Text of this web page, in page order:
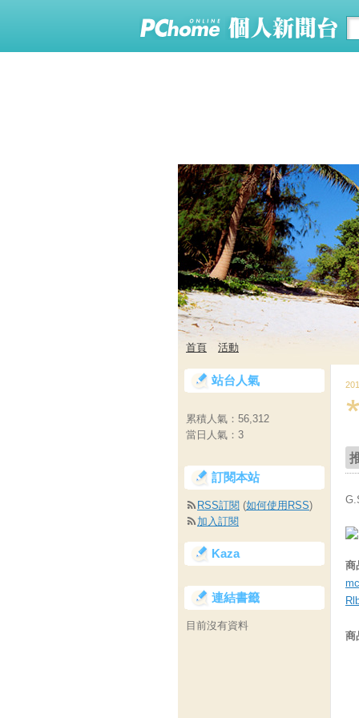
首頁 活動
商
商
站台人氣
累積人氣： 56,312
當日人氣： 3
訂閱本站
RSS訂閱 (如何使用RSS)
加入訂閱
Kaza
連結書籤
目前沒有資料